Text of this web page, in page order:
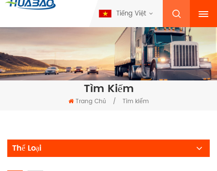
Tiếng Việt
Tìm Kiếm
Trang Chủ / Tìm kiếm
Thể Loại